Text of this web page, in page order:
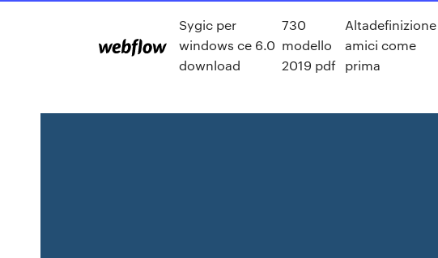
Sygic per
windows ce 6.0
download
730
modello
2019 pdf
Altadefinizione
amici come
prima